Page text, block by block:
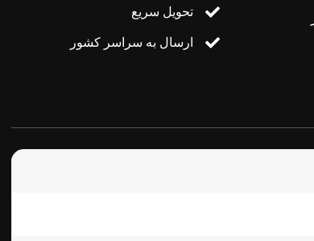
تحویل سریع
ارسال به سراسر کشور